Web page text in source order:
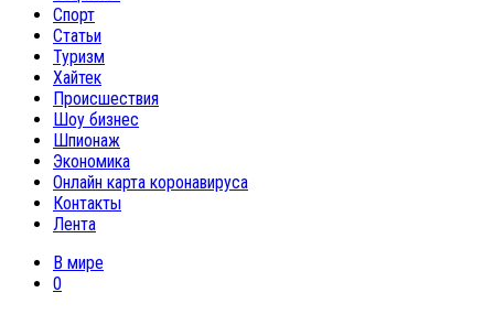
Спорт
Статьи
Туризм
Хайтек
Происшествия
Шоу бизнес
Шпионаж
Экономика
Онлайн карта коронавируса
Контакты
Лента
В мире
0